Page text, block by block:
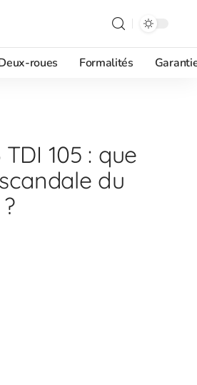
roues Formalités
TDI 105 : que
du